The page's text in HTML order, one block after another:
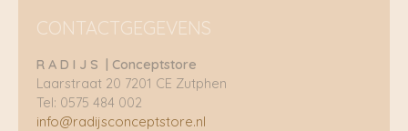
CONTACTGEGEVENS
R A D I J S | Conceptstore
Laarstraat 20 7201 CE Zutphen
Tel: 0575 484 002
info@radijsconceptstore.nl